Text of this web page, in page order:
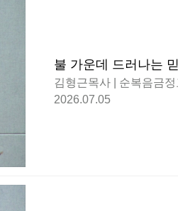
불 가운데 드러나는
김형근목사 | 순복음금정
2026.07.05